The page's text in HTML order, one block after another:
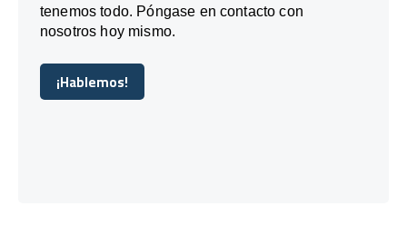
tenemos todo. Póngase en contacto con
nosotros hoy mismo.
¡Hablemos!
¡Hablemos!